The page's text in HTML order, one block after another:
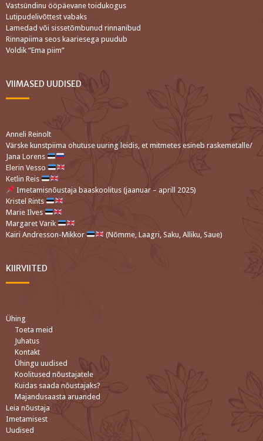
Vastsündinu ööpäevane toidukogus
Lutipudelivõttest vabaks
Lamedad või sissetõmbunud rinnanibud
Rinnapiima seos kaariesega puudub
Voldik “Ema piim”
VIIMASED UUDISED
Anneli Reinolt
Värske kunstpiima ohutuse uuring leidis, et mitmetes esineb raskemetalle/
Jana Lorens
Elerin Vesso
Ketlin Reis
Imetamisnõustaja baaskoolitus (jaanuar – aprill 2025)
Kristel Rints
Marie Ilves
Margaret Varik
Kairi Andresson-Mikkor
(Nõmme, Laagri, Saku, Alliku, Saue)
KIIRVIITED
Ühing
Toeta meid
Juhatus
Kontakt
Ühingu uudised
Koolitused nõustajatele
Kuidas saada nõustajaks?
Majandusaasta aruanded
Leia nõustaja
Imetamisest
Uudised